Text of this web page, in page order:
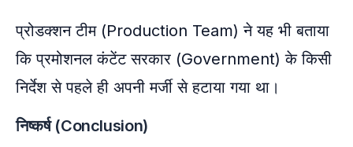
प्रोडक्शन टीम (Production Team) ने यह भी बताया
कि प्रमोशनल कंटेंट सरकार (Government) के किसी
निर्देश से पहले ही अपनी मर्जी से हटाया गया था।
निष्कर्ष (Conclusion)